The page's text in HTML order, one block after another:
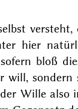
hier
bloß
will, sondern
Wille